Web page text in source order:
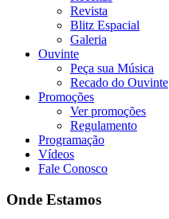
Revista
Blitz Espacial
Galeria
Ouvinte
Peça sua Música
Recado do Ouvinte
Promoções
Ver promoções
Regulamento
Programação
Vídeos
Fale Conosco
Onde Estamos